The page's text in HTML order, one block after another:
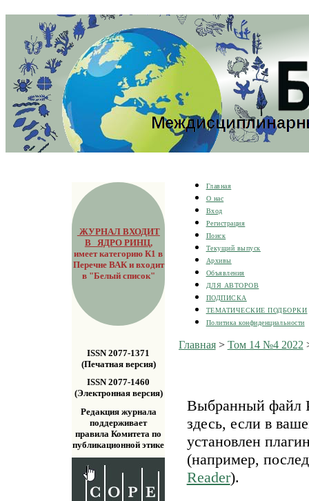
ЖУРНАЛ ВХОДИТ
В ЯДРО РИНЦ,
имеет категорию К1 в
Перечне ВАК и входит
в "Белый список"
ISSN 2077-1371
(Печатная версия)
ISSN 2077-1460
(Электронная версия)
Редакция журнала
поддерживает
правила Комитета по
публикационной этике
Главная
О нас
Вход
Регистрация
Поиск
Текущий выпуск
Архивы
Объявления
ДЛЯ АВТОРОВ
ПОДПИСКА
ТЕМАТИЧЕСКИЕ ПОДБОРКИ
Политика конфиденциальности
Главная> Том 14 №4 2022
Выбранный файл
здесь, если в
установлен
(например,
Reader).